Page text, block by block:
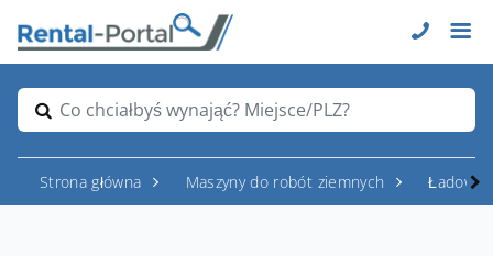
Co chciałbyś wynająć? Miejsce/PLZ?
Strona główna Maszyny do robót ziemnych